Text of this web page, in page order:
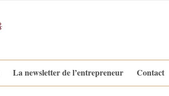
La newsletter de l’entrepreneur Contact